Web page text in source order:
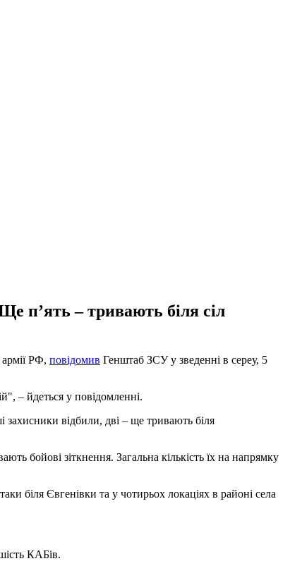
п’ять – тривають біля сіл
РФ, повідомив Генштаб ЗСУ у зведенні в сереу, 5
– йдеться у повідомленні.
захисники відбили, дві – ще тривають біля
бойові зіткнення. Загальна кількість їх на напрямку
біля Євгенівки та у чотирьох локаціях в районі села
КАБів.